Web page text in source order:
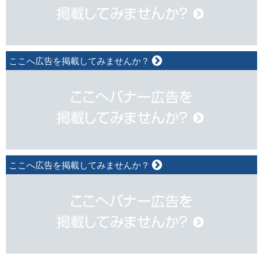
ここへ広告を掲載してみませんか？
ここへ広告を掲載してみませんか？